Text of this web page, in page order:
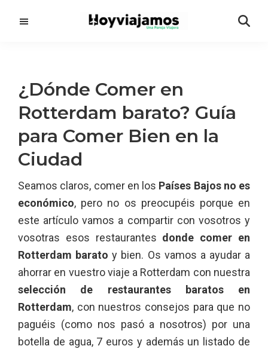
principal
¿Dónde Comer en
Rotterdam barato? Guía
para Comer Bien en la
Ciudad
Seamos claros, comer en los Países Bajos no es
económico, pero no os preocupéis porque en
este artículo vamos a compartir con vosotros y
vosotras esos restaurantes donde comer en
Rotterdam barato y bien. Os vamos a ayudar a
ahorrar en vuestro viaje a Rotterdam con nuestra
selección de restaurantes baratos en
Rotterdam, con nuestros consejos para que no
paguéis (como nos pasó a nosotros) por una
botella de agua, 7 euros y además un listado de